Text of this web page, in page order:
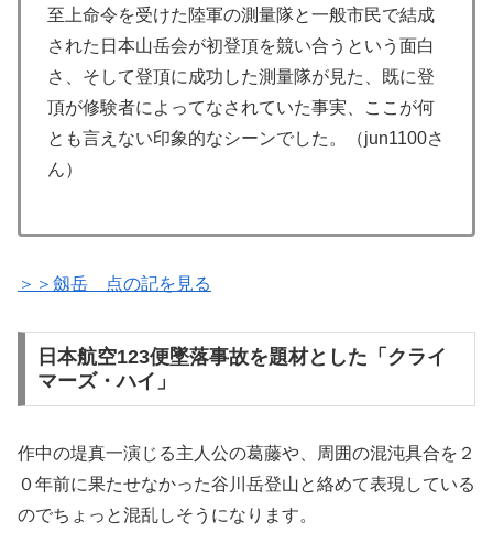
至上命令を受けた陸軍の測量隊と一般市民で結成
された日本山岳会が初登頂を競い合うという面白
さ、そして登頂に成功した測量隊が見た、既に登
頂が修験者によってなされていた事実、ここが何
とも言えない印象的なシーンでした。（jun1100さ
ん）
＞＞劔岳 点の記を見る
日本航空123便墜落事故を題材とした「クライ
マーズ・ハイ」
作中の堤真一演じる主人公の葛藤や、周囲の混沌具合を２
０年前に果たせなかった谷川岳登山と絡めて表現している
のでちょっと混乱しそうになります。